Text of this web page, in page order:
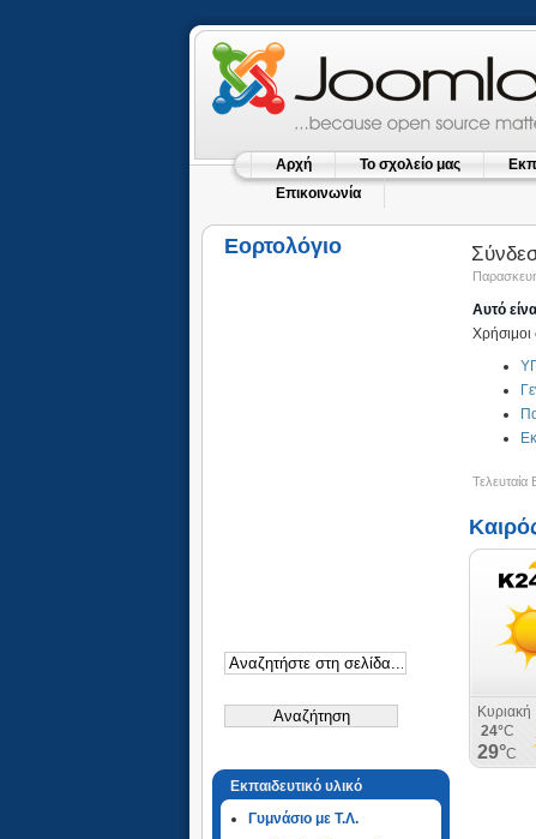
Αρχή Το σχολείο μας
Επικοινωνία
Εορτολόγιο
Εκπαιδευτικό υλικό
Γυμνάσιο με Τ.Λ.
Αυτό
Χρήσιμοι